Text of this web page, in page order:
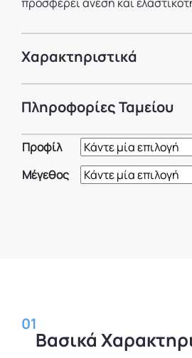
Χαρακτηριστικά
Πληροφορίες Ταμείου
Προφίλ
Μέγεθος
Βασικά
01